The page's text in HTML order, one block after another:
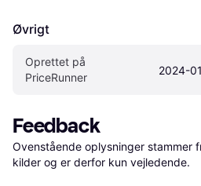
Øvrigt
Oprettet på
PriceRunner
2024-
Feedback
Ovenstående oplysninger stammer
kilder og er derfor kun vejledende.